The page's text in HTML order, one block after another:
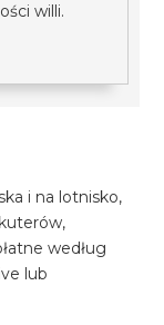
willi.
i na lotnisko,
według
lub